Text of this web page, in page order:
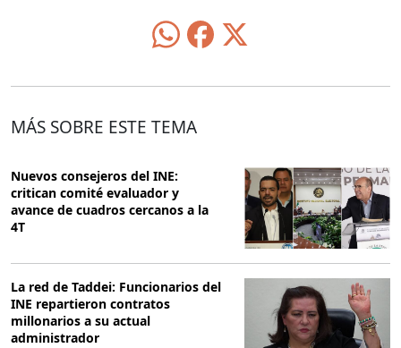
MÁS SOBRE ESTE TEMA
Nuevos consejeros del INE:
critican comité evaluador y
avance de cuadros cercanos a la
4T
La red de Taddei: Funcionarios del
INE repartieron contratos
millonarios a su actual
administrador